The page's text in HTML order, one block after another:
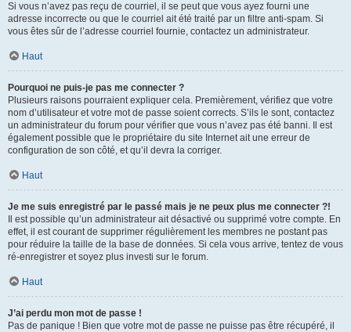
Si vous n’avez pas reçu de courriel, il se peut que vous ayez fourni une
adresse incorrecte ou que le courriel ait été traité par un filtre anti-spam. Si
vous êtes sûr de l’adresse courriel fournie, contactez un administrateur.
Haut
Pourquoi ne puis-je pas me connecter ?
Plusieurs raisons pourraient expliquer cela. Premièrement, vérifiez que votre
nom d’utilisateur et votre mot de passe soient corrects. S’ils le sont, contactez
un administrateur du forum pour vérifier que vous n’avez pas été banni. Il est
également possible que le propriétaire du site Internet ait une erreur de
configuration de son côté, et qu’il devra la corriger.
Haut
Je me suis enregistré par le passé mais je ne peux plus me connecter ?!
Il est possible qu’un administrateur ait désactivé ou supprimé votre compte. En
effet, il est courant de supprimer régulièrement les membres ne postant pas
pour réduire la taille de la base de données. Si cela vous arrive, tentez de vous
ré-enregistrer et soyez plus investi sur le forum.
Haut
J’ai perdu mon mot de passe !
Pas de panique ! Bien que votre mot de passe ne puisse pas être récupéré, il